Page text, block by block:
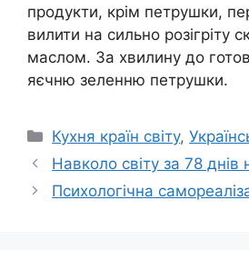
продукти, крім петрушки,
вилити на сильно розігріту
маслом. За хвилину до
яєчню зеленню петрушки.
Категорії
Кухня країн світу,
Навколо світу за 78 днів
Психологічна